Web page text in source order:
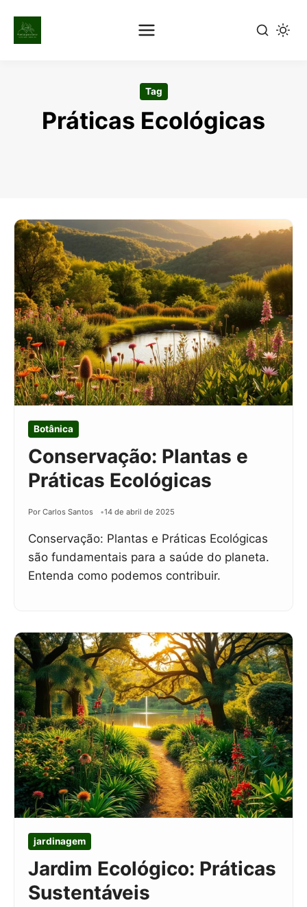
conteúdo
Tag
Práticas Ecológicas
Botânica
Conservação: Plantas e
Práticas Ecológicas
Por Carlos Santos 14 de abril de 2025
Conservação: Plantas e Práticas Ecológicas
são fundamentais para a saúde do planeta.
Entenda como podemos contribuir.
jardinagem
Jardim Ecológico: Práticas
Sustentáveis